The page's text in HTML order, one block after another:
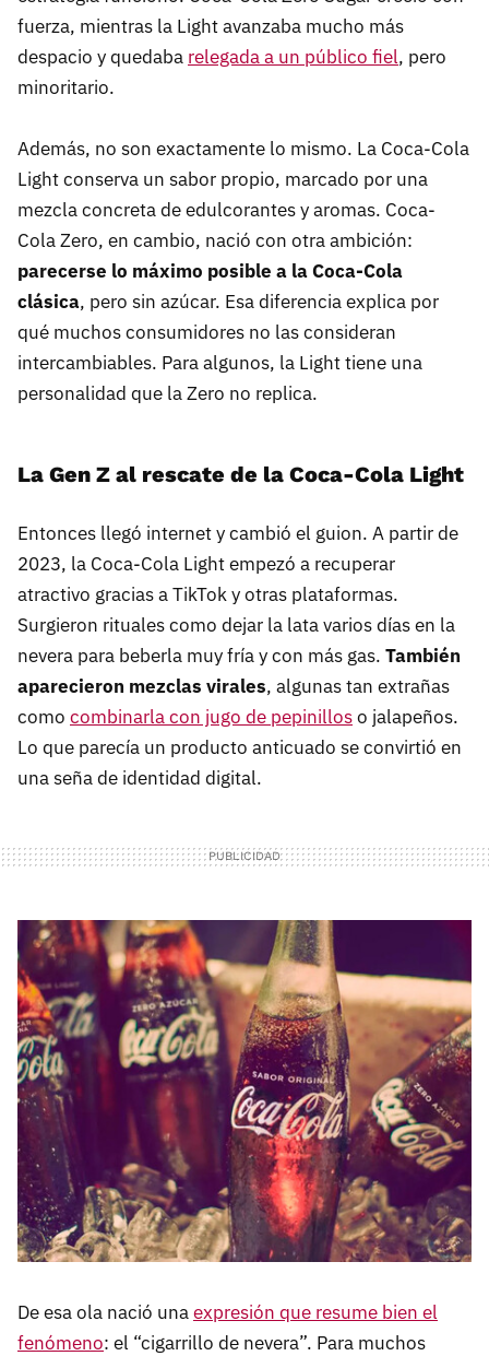
fuerza, mientras la Light avanzaba mucho más
despacio y quedaba relegada a un público fiel, pero
minoritario.
Además, no son exactamente lo mismo. La Coca-Cola
Light conserva un sabor propio, marcado por una
mezcla concreta de edulcorantes y aromas. Coca-
Cola Zero, en cambio, nació con otra ambición:
parecerse lo máximo posible a la Coca-Cola
clásica, pero sin azúcar. Esa diferencia explica por
qué muchos consumidores no las consideran
intercambiables. Para algunos, la Light tiene una
personalidad que la Zero no replica.
La Gen Z al rescate de la Coca-Cola Light
Entonces llegó internet y cambió el guion. A partir de
2023, la Coca-Cola Light empezó a recuperar
atractivo gracias a TikTok y otras plataformas.
Surgieron rituales como dejar la lata varios días en la
nevera para beberla muy fría y con más gas. También
aparecieron mezclas virales, algunas tan extrañas
como combinarla con jugo de pepinilloso jalapeños.
Lo que parecía un producto anticuado se convirtió en
una seña de identidad digital.
De esa ola nació unaexpresión que resume bien el
fenómeno: el “cigarrillo de nevera”. Para muchos